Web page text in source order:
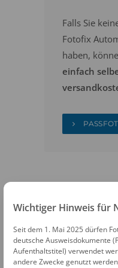
Falls Sie
Fotofix
haben,
einfach
Fotofix Automat
Wichtiger Hinweis für
Seit dem 1. Mai 2025 dürfen
deutsche Ausweisdokumente
Aufenthaltstitel) verwendet
andere Zwecke genutzt